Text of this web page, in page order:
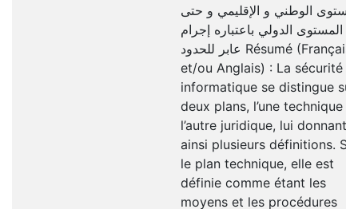
الوطني و الإقليمي و حتى
المستوى الدولي باعتباره إجرام
عابر للحدود Résumé (Français
et/ou Anglais) : La sécurité
informatique se distingue sur
deux plans, l’une technique et
l’autre juridique, lui donnant
ainsi plusieurs définitions.
le plan technique, elle est
définie comme étant les
moyens et les procédures